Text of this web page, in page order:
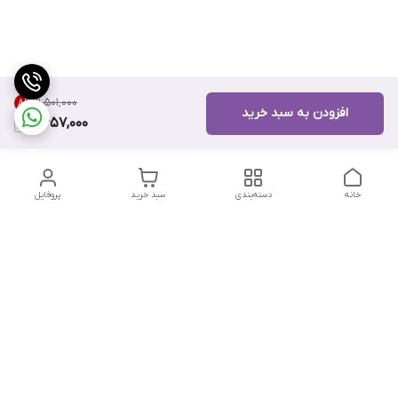
۹٬۵۰۱٬۰۰۰ 8%
8,657,000
افزودن به سبد خرید
پروفایل سبد خرید دسته‌بندی خانه